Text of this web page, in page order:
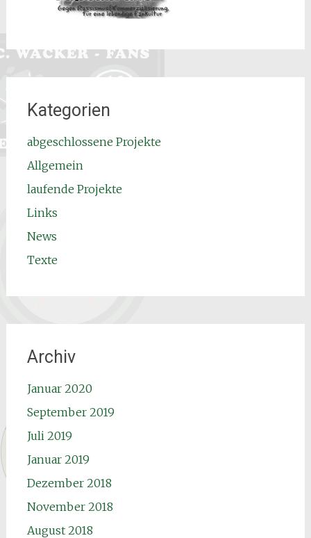
Kategorien
abgeschlossene Projekte
Allgemein
laufende Projekte
Links
News
Texte
Archiv
Januar 2020
September 2019
Juli 2019
Januar 2019
Dezember 2018
November 2018
August 2018